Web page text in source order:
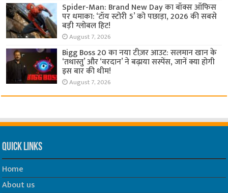
Spider-Man: Brand New Day का बॉक्स ऑफिस
पर धमाका: ‘टॉय स्टोरी 5’ को पछाड़ा, 2026 की सबसे
बड़ी ग्लोबल हिट!
August 7, 2026
Bigg Boss 20 का नया टीज़र आउट: सलमान खान के
‘तथास्तु’ और ‘वरदान’ ने बढ़ाया सस्पेंस, जानें क्या होगी
इस बार की थीम!
August 7, 2026
Quick Links
Home
About us